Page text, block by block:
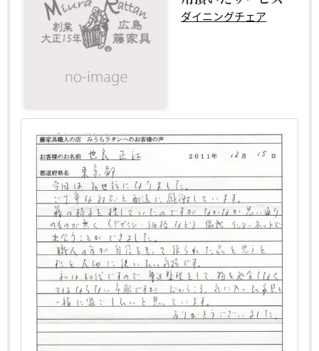
ダイニングチェア